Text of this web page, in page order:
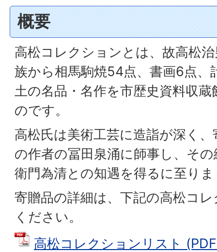
概要
高松コレクションとは、故高松
族から相馬駒焼54点、書画6点、
土の名品・名作を市歴史資料収
のです。
高松氏は美術工芸に造詣が深く
の作者の冨田泉涌に師事し、そ
衛門為清との知遇を得るに至り
寄贈品の詳細は、下記の高松コ
ください。
高松コレクションリスト